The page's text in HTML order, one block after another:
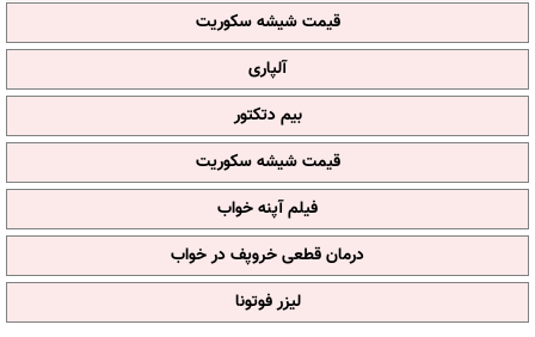
قیمت شیشه سکوریت
آلپاری
بیم دتکتور
قیمت شیشه سکوریت
فیلم آپنه خواب
درمان قطعی خروپف در خواب
لیزر فوتونا